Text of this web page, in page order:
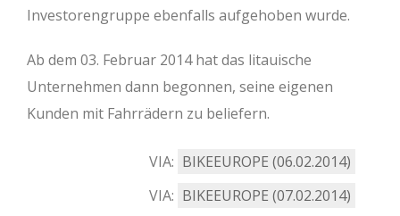
Investorengruppe ebenfalls aufgehoben wurde.
Ab dem 03. Februar 2014 hat das litauische
Unternehmen dann begonnen, seine eigenen
Kunden mit Fahrrädern zu beliefern.
VIA: BIKEEUROPE (06.02.2014)
VIA: BIKEEUROPE (07.02.2014)